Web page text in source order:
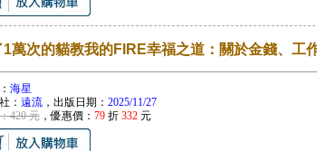
1萬次的貓教我的FIRE幸福之道：關於金錢、工
海星
： 遠流，出版日期： 2025/11/27
420 元，優惠價： 79折 332元